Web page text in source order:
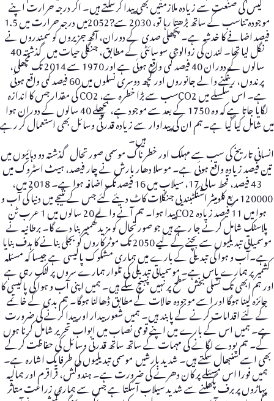
گیس کی صنعت سے زیادہ ملازمتیں بھی پیدا کرسکتے ہیں۔ اگر درجہ حرارت اپنے
موجودہ تناسب کے ساتھ بڑھتا رہا تو، 2030 سے?2052میں درجہ حرارت میں 1.5
فیصد اضافے کا خدشہ ہے۔ پچھلی صدی کے دوران، آٹھ جزیروں کو سمندروں نے
نگل لیا تھا۔ لندن کی زوالوجی سوسائٹی کے مطابق، جنگلی حیات میں گذشتہ 40
سالوں کے دوران 40 فیصد کمی واقع ہوئی ہے اور 1970 سے 2014 تک مچھلی،
پرندوں، رینگنے والے جانوروں اور کچھ دوسری نسلوں میں 60 فیصد کمی واقع ہوئی
ہے۔ اس سلسلے میں CO2سب سے بڑا خطرہ ہے، CO2 کی مقدار جس کا اندازہ
لگایا جاتا ہے کہ وہ 1750 کے بعد سے موجود ہے، پچھلے 40 سالوں کے دوران ہوا
میں شامل کیا گیا ہے۔ہم ان کی پیداوار سے زیادہ قدرتی وسائل بھی استعمال کر رہے
ہیں۔
انسانی تاریخ کی سب سے مہلک اور خطرناک موسمی صورتحال گذشتہ دو دہائیوں میں
تین فیصد زیادہ واقع ہوئی ہے۔ موسلا دھار بارش نے چار فیصد، ہیٹ اسٹروک میں
43 فیصد، قحط سالی 17، سیلاب میں 16 فیصد تک اضافہ ہوا ہے۔ 2018 میں،
120000 مربع کلومیٹر اشنکٹبندیی جنگلات کاٹ دیئے گئے جس کے نتیجے میں دنیا کی آب و
ہوا میں 11 فیصد زیادہ CO2پیدا ہوا۔ ہم آنے والے 20 سالوں میں 1 عرب ٹن
پلاسٹک شامل کرنے جا رہے ہیں جو صورتحال کو مزید گھمبیربنا دے گا۔ برطانیہ نے
موسمیاتی تبدیلیوں سے بچنے کے لیے 2050 تک موٹر کاروں کو بجلی بنانے کا ہدف بنایا
ہے۔آب و ہوا کی تبدیلی کے بارے میں ہماری مشکوک پالیسی ہے جیسا کہ مسئلہ
کشمیر پر ہمارے پاس ہے۔ موسمیاتی تبدیلی کی تلوار ہمارے سروں پر لٹک رہی ہے
اور ہم ابھی تک تسلی بخش سطح پر نہیں پہنچ سکے ہیں۔ ہمیں اپنی آب و ہوا کی پالیسی کا
جائزہ لینا ہوگا اور اسے موجودہ حالات کے مطابق ڈھالنا ہوگا۔ ہم بدی کے خاتمے
کے لئے اقدامات کرنے کے پابند ہیں۔ ہمیں شعور بیدار اور پیدا کرنے کی ضرورت
ہے۔ ہمیں اس کے بارے میں اپنے قومی نصاب میں ابواب تحریر شامل کرنا ہوں
گے۔ ہم پودے لگانے کی مہمات کے ساتھ ساتھ قدرتی وسائل کی حفاظت کرکے
بھی اسے سنبھال سکتے ہیں۔ شدید بارشیں موسمی تبدیلیوں کی طرفایک اشارہ ہے۔
ہمیں فورا اس مسئلے پر کان دھرنے کی ضرورت ہے۔ ہندوکش، قراقرم اور ہمالیہ
پہاڑوں پر برف پگھلنے سے شدید سیلاب آسکتا ہے جس سے ہماری زراعت متاثر